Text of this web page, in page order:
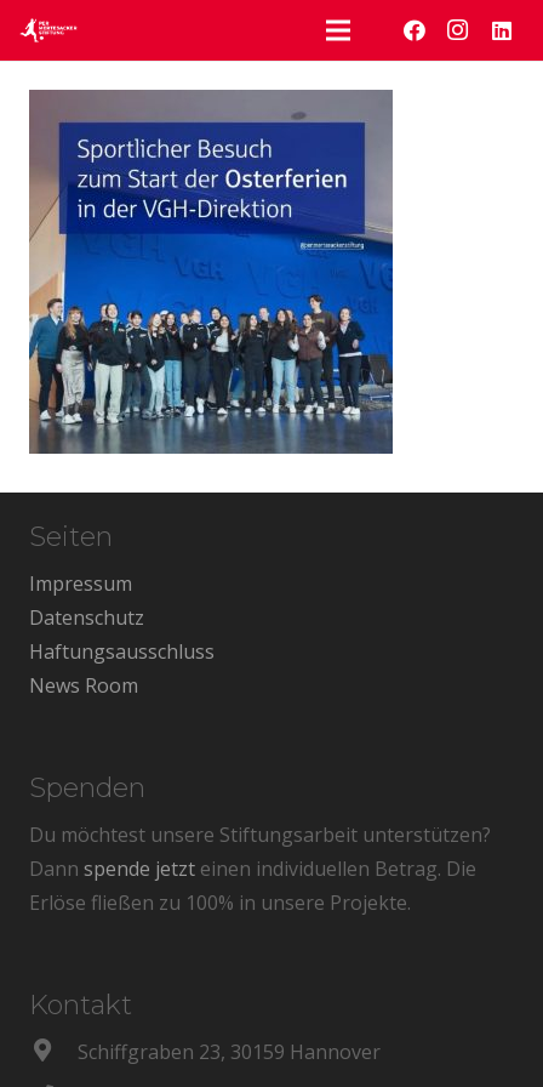
Seiten
Impressum
Datenschutz
Haftungsausschluss
News Room
Spenden
Du möchtest unsere Stiftungsarbeit unterstützen?
Dann spende jetzt einen individuellen Betrag. Die
Erlöse fließen zu 100% in unsere Projekte.
Kontakt
Schiffgraben 23, 30159 Hannover